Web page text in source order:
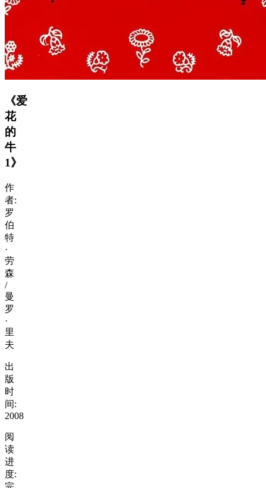
《爱
花
的
牛
1》
作
者:
罗
伯
特
·
劳
森
/
曼
罗
·
里
夫
出
版
时
间:
2008
阅
读
进
度: